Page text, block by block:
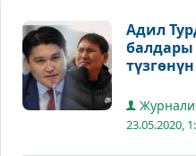
Адил
23.05.2020,